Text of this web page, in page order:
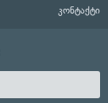
კონტაქტი